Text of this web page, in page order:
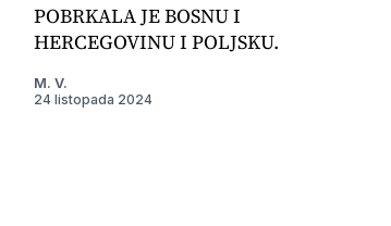
POBRKALA JE BOSNU I
HERCEGOVINU I POLJSKU.
M. V.
24 listopada 2024